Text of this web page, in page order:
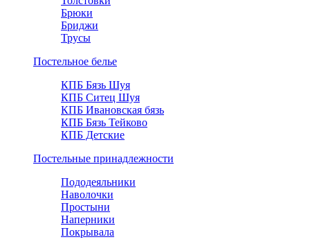
Брюки
Бриджи
Трусы
Постельное белье
КПБ Бязь Шуя
КПБ Ситец Шуя
КПБ Ивановская бязь
КПБ Бязь Тейково
КПБ Детские
Постельные принадлежности
Пододеяльники
Наволочки
Простыни
Наперники
Покрывала